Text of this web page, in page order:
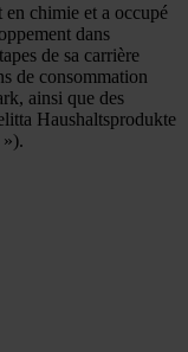
chimie et a occupé
dans
de sa carrière
de consommation
ainsi que des
Haushaltsprodukte